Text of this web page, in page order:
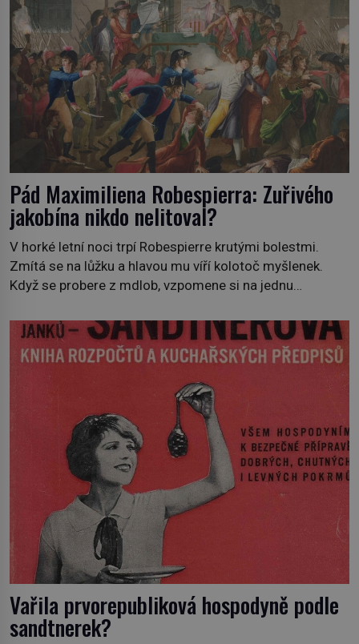
Pád Maximiliena Robespierra: Zuřivého
jakobína nikdo nelitoval?
V horké letní noci trpí Robespierre krutými bolestmi.
Zmítá se na lůžku a hlavou mu víří kolotoč myšlenek.
Když se probere z mdlob, vzpomene si na jednu
Prorokovala mu tragický osud. Tehdy se jí vysmál.
„Robespierre to dotáhne hodně daleko,“ prohlásil o něm
jiný významný francouzský revolucionář, Honoré de
Vařila prvorepubliková hospodyně podle
sandtnerek?